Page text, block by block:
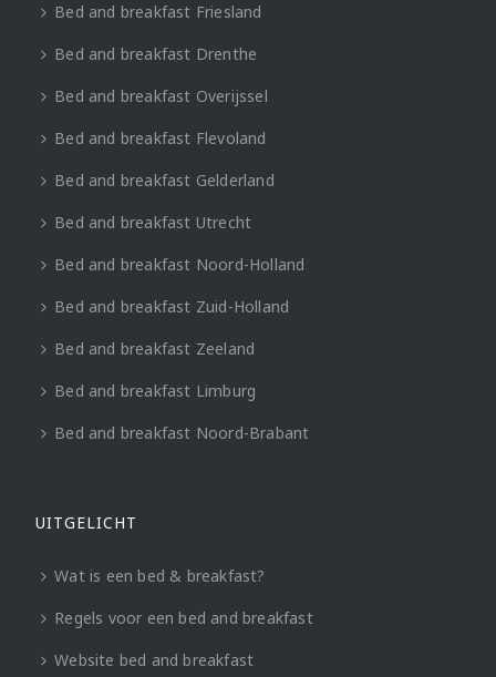
Bed and breakfast Friesland
Bed and breakfast Drenthe
Bed and breakfast Overijssel
Bed and breakfast Flevoland
Bed and breakfast Gelderland
Bed and breakfast Utrecht
Bed and breakfast Noord-Holland
Bed and breakfast Zuid-Holland
Bed and breakfast Zeeland
Bed and breakfast Limburg
Bed and breakfast Noord-Brabant
UITGELICHT
Wat is een bed & breakfast?
Regels voor een bed and breakfast
Website bed and breakfast